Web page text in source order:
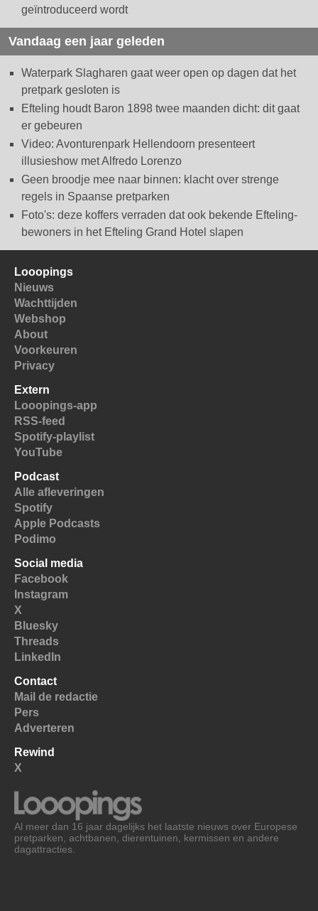
geïntroduceerd wordt
Vandaag een jaar geleden
Waterpark Slagharen gaat weer open op dagen dat het
pretpark gesloten is
Efteling houdt Baron 1898 twee maanden dicht: dit gaat
er gebeuren
Video: Avonturenpark Hellendoorn presenteert
illusieshow met Alfredo Lorenzo
Geen broodje mee naar binnen: klacht over strenge
regels in Spaanse pretparken
Foto's: deze koffers verraden dat ook bekende Efteling-
bewoners in het Efteling Grand Hotel slapen
Looopings
Nieuws
Wachttijden
Webshop
About
Voorkeuren
Privacy
Extern
Looopings-app
RSS-feed
Spotify-playlist
YouTube
Podcast
Alle afleveringen
Spotify
Apple Podcasts
Podimo
Social media
Facebook
Instagram
X
Bluesky
Threads
LinkedIn
Contact
Mail de redactie
Pers
Adverteren
Rewind
X
Al meer dan 16 jaar dagelijks het laatste nieuws over Europese
pretparken, achtbanen, dierentuinen, kermissen en andere
dagattracties.